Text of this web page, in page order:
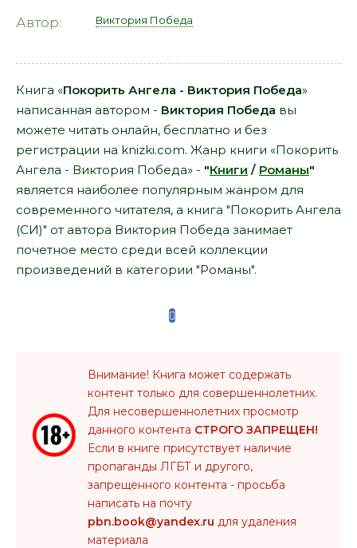
Автор: Виктория Победа
Книга «Покорить Ангела - Виктория Победа»
написанная автором - Виктория Победа вы
можете читать онлайн, бесплатно и без
регистрации на knizki.com. Жанр книги «Покорить
Ангела - Виктория Победа» - "Книги / Романы"
является наиболее популярным жанром для
современного читателя, а книга "Покорить Ангела
(СИ)" от автора Виктория Победа занимает
почетное место среди всей коллекции
произведений в категории "Романы".
Внимание! Книга может содержать
контент только для совершеннолетних.
Для несовершеннолетних просмотр
данного контента СТРОГО ЗАПРЕЩЕН!
Если в книге присутствует наличие
пропаганды ЛГБТ и другого,
запрещенного контента - просьба
написать на почту
pbn.book@yandex.ru для удаления
материала